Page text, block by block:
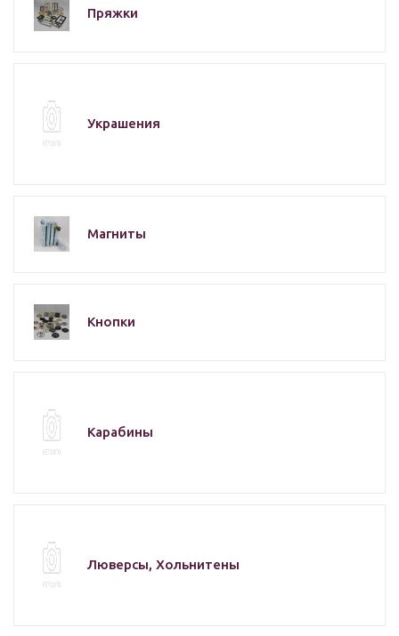
Пряжки
Украшения
Магниты
Кнопки
Карабины
Люверсы, Хольнитены